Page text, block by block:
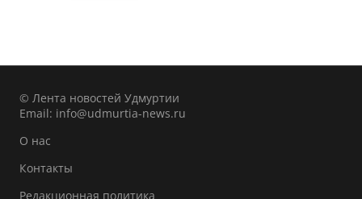
© Лента новостей Удмуртии
Email: info@udmurtia-news.ru
О нас
Контакты
Редакционная политика